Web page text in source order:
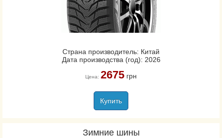
Страна производитель: Китай
Дата производства (год): 2026
Цена: 2675грн
Купить
Зимние шины